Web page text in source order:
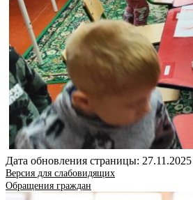
Дата обновления страницы: 27.11.2025
Версия для слабовидящих
Обращения граждан